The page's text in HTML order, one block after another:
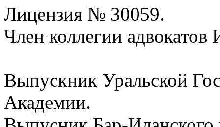
Лицензия № 30059.
Член коллегии адвокатов
Выпускник Уральской
Академии.